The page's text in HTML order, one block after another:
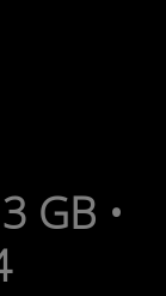
GB •